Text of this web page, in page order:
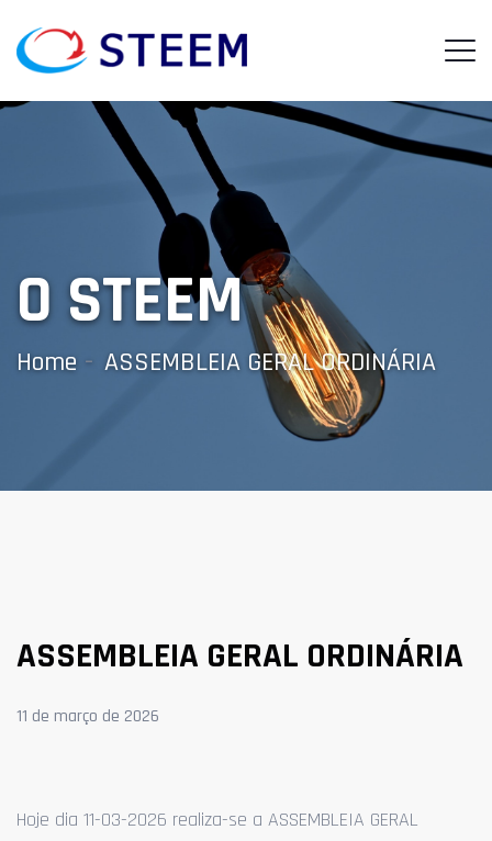
O STEEM
Home ASSEMBLEIA GERAL ORDINÁRIA
ASSEMBLEIA GERAL ORDINÁRIA
11 de março de 2026
Hoje dia 11-03-2026 realiza-se a ASSEMBLEIA GERAL